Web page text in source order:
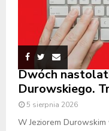
Dwóch
Durowskiego.
5 sierpnia 2026
W Jeziorem